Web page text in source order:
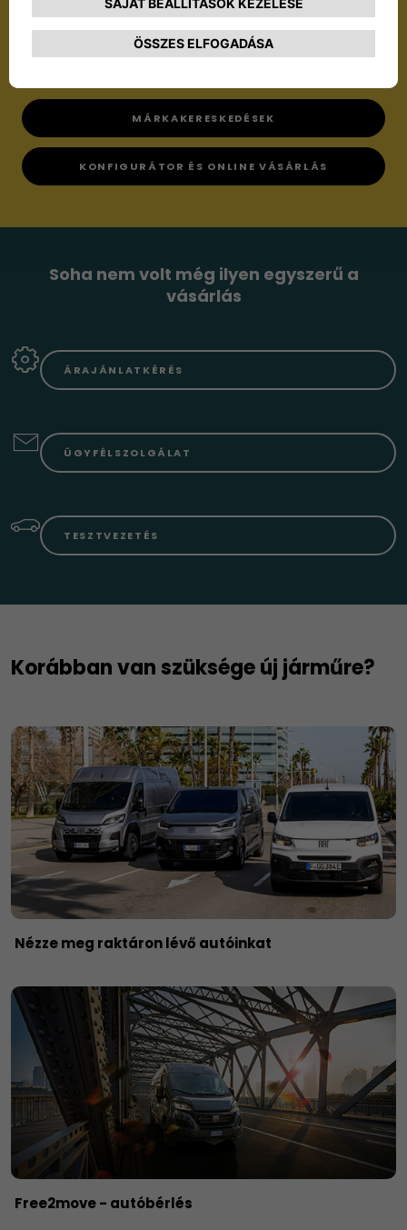
Eldöntheti, hogy új járművét melyik
márkakereskedésünkben vásárolja meg. Döntése az
MÁRKAKERESKEDÉSEK
KONFIGURÁTOR ÉS ONLINE VÁSÁRLÁS
Soha nem volt még ilyen egyszerű a
vásárlás
ÁRAJÁNLATKÉRÉS
ÜGYFÉLSZOLGÁLAT
TESZTVEZETÉS
Korábban van szüksége új járműre?
Nézze meg raktáron lévő autóinkat
Free2move - autóbérlés